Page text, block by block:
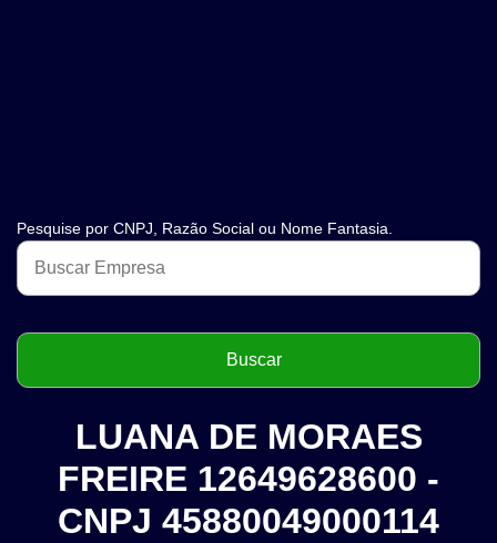
Pesquise por CNPJ, Razão Social ou Nome Fantasia.
LUANA DE MORAES
FREIRE 12649628600 -
CNPJ 45880049000114